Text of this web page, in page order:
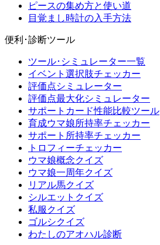
ピースの集め方と使い道
目覚まし時計の入手方法
便利･診断ツール
ツール･シミュレーター一覧
イベント選択肢チェッカー
評価点シミュレーター
評価点最大化シミュレーター
サポートカード性能比較ツール
育成ウマ娘所持率チェッカー
サポート所持率チェッカー
トロフィーチェッカー
ウマ娘概念クイズ
ウマ娘一周年クイズ
リアル馬クイズ
シルエットクイズ
私服クイズ
ゴルシクイズ
わたしのアオハル診断